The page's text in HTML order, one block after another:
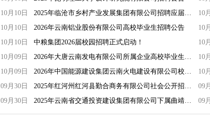
10月10日 2025年临沧市乡村产业发展集团有限公司招聘应届毕业生公告
10
10月10日 2026年云南铝业股份有限公司高校毕业生招聘公告
10
10月10日 中粮集团2026届校园招聘正式启动！
10
10月09日 2026年大唐云南发电有限公司所属企业高校毕业生招聘公告
10
10月09日 2026年中国能源建设集团云南火电建设有限公司校园招聘公告
10
09月30日 2025年红河州红河县勤合商务有限公司社会公开招聘公告
09
09月30日 2025年云南省交通投资建设集团有限公司下属曲靖管理处收费员招聘公告 09